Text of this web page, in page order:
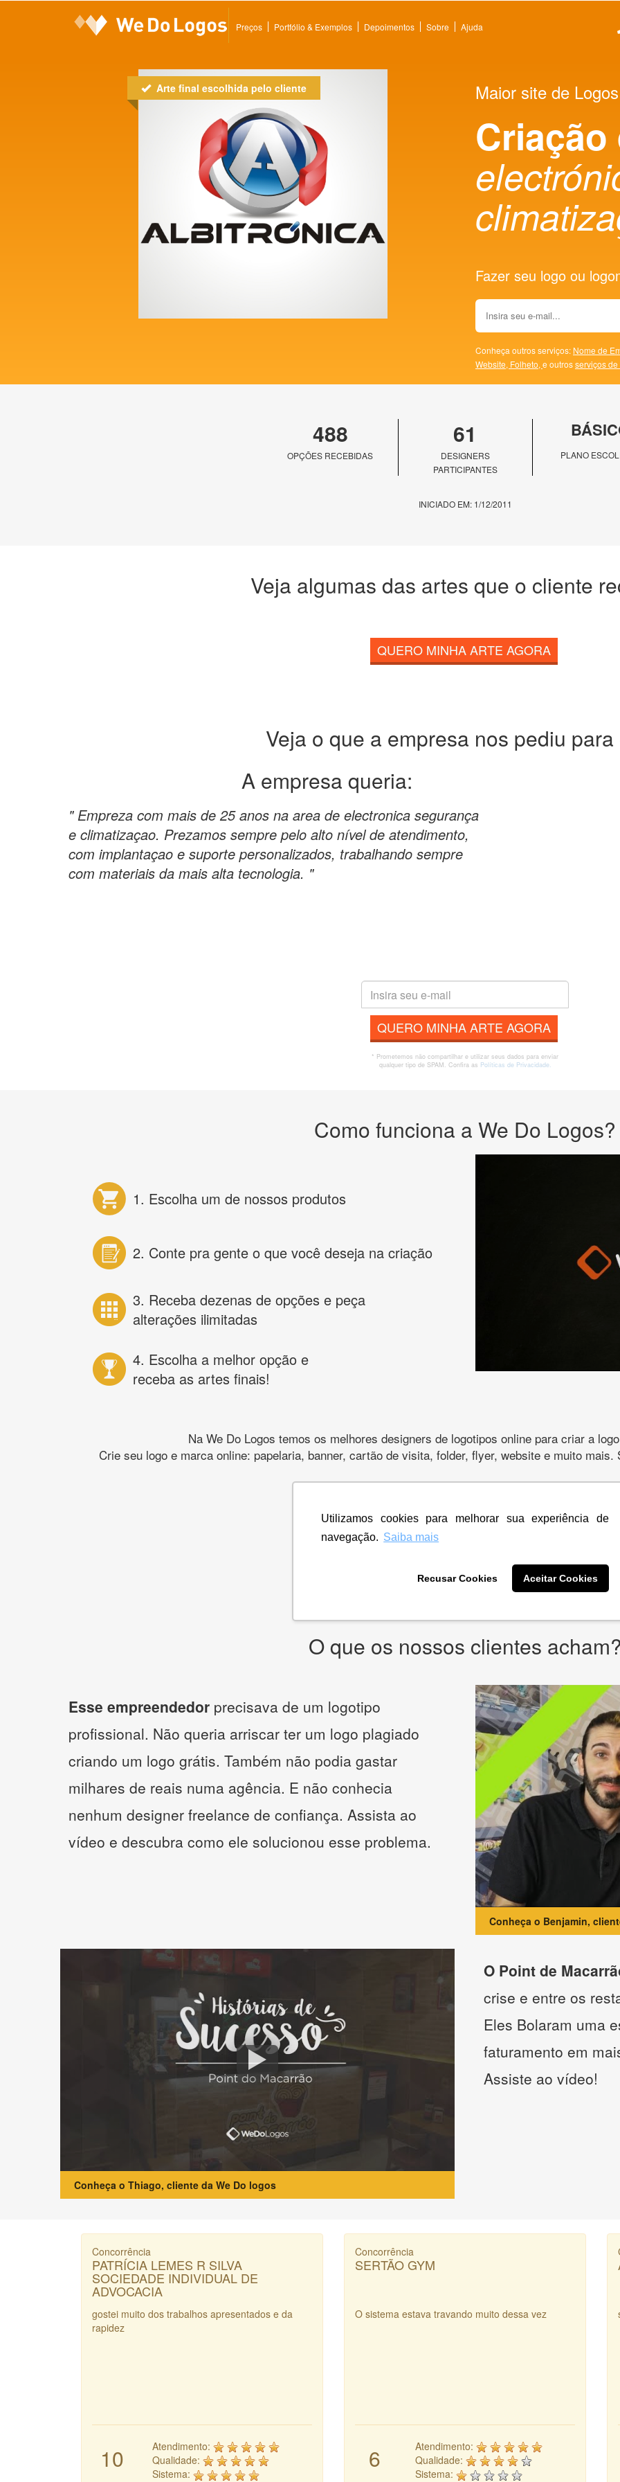
Utilizamos cookies para melhorar sua experiência de
navegação. Saiba mais
Recusar Cookies Aceitar Cookies
Preços Portfólio & Exemplos Depoimentos Sobre Ajuda
Arte final escolhida pelo cliente Maior site de
Criação
Fazer seu logo ou
Conheça outros serviços: Nome de
Website, Folheto, e outrosserviços
488
OPÇÕES RECEBIDAS
61
DESIGNERS
PARTICIPANTES
PLANO
INICIADO EM: 1/12/2011
Veja algumas das artes que o cliente
QUERO MINHA ARTE AGORA
Veja o que a empresa nos pediu para
A empresa queria:
" Empreza com mais de 25 anos na area de electronica segurança
e climatizaçao. Prezamos sempre pelo alto nível de atendimento,
com implantaçao e suporte personalizados, trabalhando sempre
com materiais da mais alta tecnologia. "
QUERO MINHA ARTE AGORA
* Prometemos não compartilhar e utilizar seus dados para enviar
qualquer tipo de SPAM. Confira as Políticas de Privacidade.
Como funciona a We Do Logos?
1. Escolha um de nossos produtos
2. Conte pra gente o que você deseja na criação
3. Receba dezenas de opções e peça
alterações ilimitadas
4. Escolha a melhor opção e
receba as artes finais!
Na We Do Logos temos os melhores designers de logotipos online para criar a
Crie seu logo e marca online: papelaria, banner, cartão de visita, folder, flyer, website e muito
CRIE SUA MARCA
* Prometemos não compartilhar e utilizar seus dados para enviar
qualquer tipo de SPAM. Confira asPolíticas de Privacidade.
O que os nossos clientes
Esse empreendedor precisava de um logotipo
profissional. Não queria arriscar ter um logo plagiado
criando um logo grátis. Também não podia gastar
milhares de reais numa agência. E não conhecia
nenhum designer freelance de confiança. Assista ao
vídeo e descubra como ele solucionou esse problema.
Conheça o Benjamin,
Conheça o Thiago, cliente da We Do logos
O Point de
crise e entre os
Eles Bolaram uma
faturamento em
Assiste ao vídeo!
Concorrência
PATRÍCIA LEMES R SILVA
SOCIEDADE INDIVIDUAL DE
ADVOCACIA
gostei muito dos trabalhos apresentados e da
rapidez
10
Atendimento:
Qualidade:
Sistema:
Concorrência
SERTÃO GYM
O sistema estava travando muito dessa vez
6
Atendimento:
Qualidade:
Sistema: